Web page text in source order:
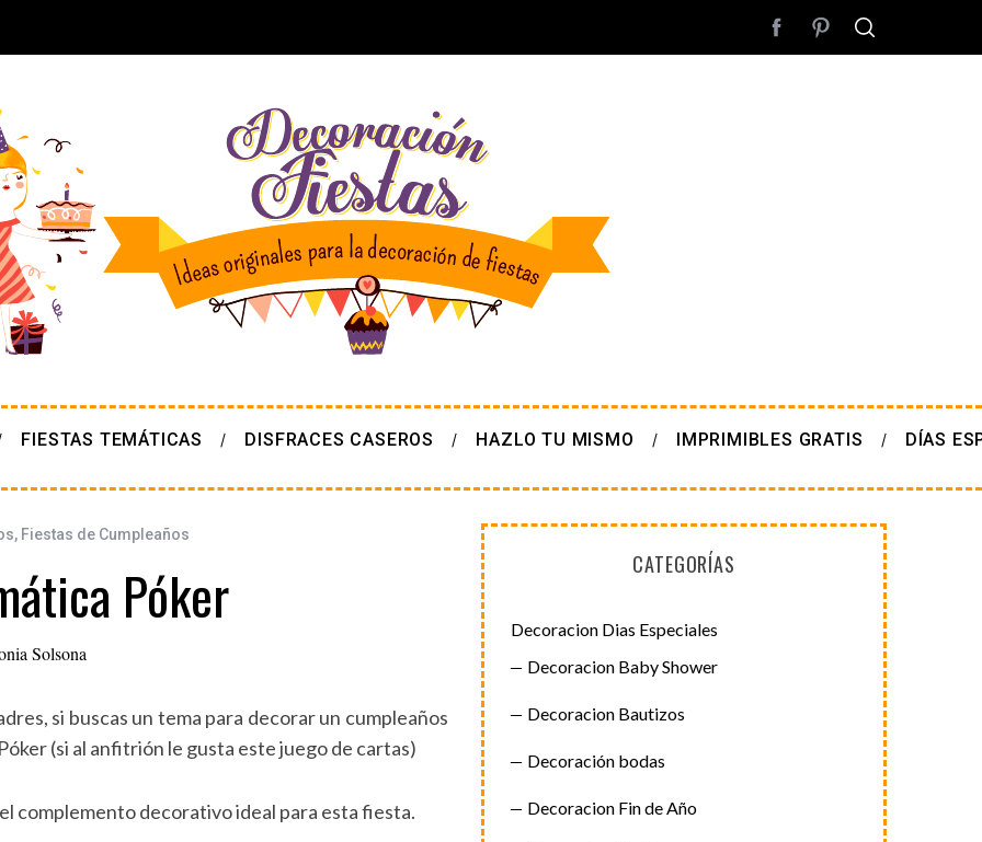
FIESTAS TEMÁTICAS DISFRACES CASEROS HAZLO TU MISMO IMPRIMIBLES GRATIS DÍAS
, Fiestas de Cumpleaños
Póker
Solsona
si buscas un tema para decorar un cumpleaños
(si al anfitrión le gusta este juego de cartas)
complemento decorativo ideal para esta fiesta.
CATEGORÍAS
Decoracion Dias Especiales
Decoracion Baby Shower
Decoracion Bautizos
Decoración bodas
Decoracion Fin de Año